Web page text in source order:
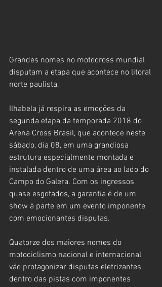
Grandes nomes no motocross mundial
disputam a etapa que acontece no litoral
norte paulista.
Ilhabela já respira as emoções da
segunda etapa da temporada 2018 do
Arena Cross Brasil, que acontece neste
sábado, dia 08, em uma grandiosa
estrutura especialmente montada e
instalada dentro de uma área ao lado do
Campo do Galera. Com os ingressos
quase esgotados, a garantia é de um
show à parte em um evento imponente
com emocionantes disputas.
Quatorze dos maiores nomes do
motociclismo nacional e internacional
vão protagonizar disputas eletrizantes
dentro das pistas com imponentes